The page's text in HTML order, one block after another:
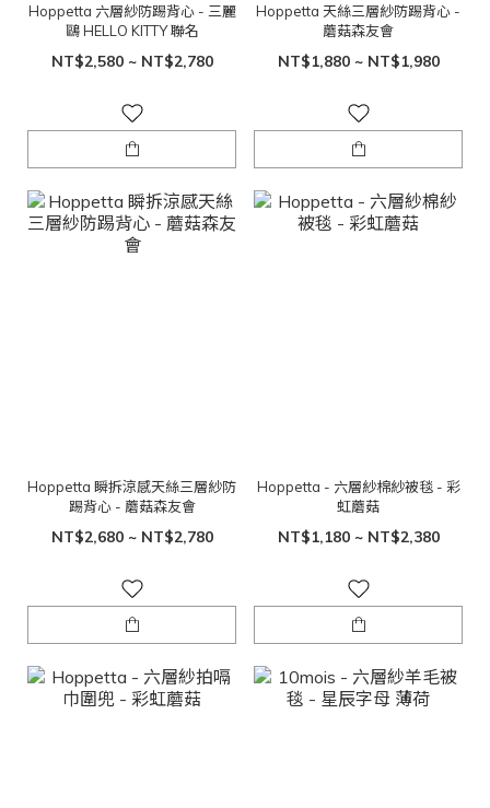
Hoppetta 六層紗防踢背心 - 三麗
鷗 HELLO KITTY 聯名
NT$2,580 ~ NT$2,780
Hoppetta 天絲三層紗防踢背心 -
蘑菇森友會
NT$1,880 ~ NT$1,980
Hoppetta 瞬拆涼感天絲三層紗防
踢背心 - 蘑菇森友會
NT$2,680 ~ NT$2,780
Hoppetta - 六層紗棉紗被毯 - 彩
虹蘑菇
NT$1,180 ~ NT$2,380